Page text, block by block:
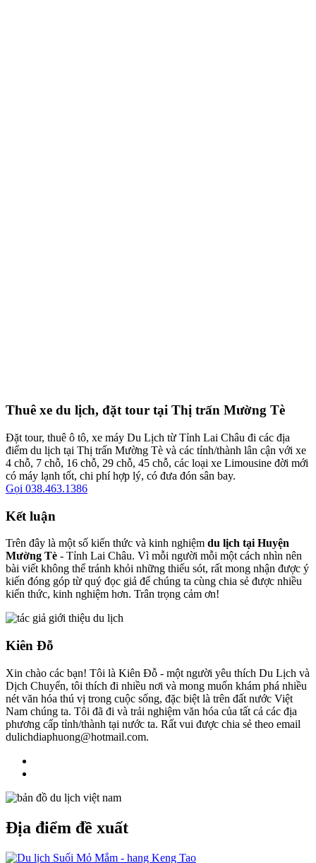
Thuê xe du lịch, đặt tour tại Thị trấn Mường Tè
Đặt tour, thuê ô tô, xe máy Du Lịch từ Tỉnh Lai Châu đi các địa
điểm du lịch tại Thị trấn Mường Tè và các tỉnh/thành lân cận với xe
4 chỗ, 7 chỗ, 16 chỗ, 29 chỗ, 45 chỗ, các loại xe Limousine đời mới
có máy lạnh tốt, chi phí hợp lý, có đưa đón sân bay.
Gọi 038.463.1386
Kết luận
Trên đây là một số kiến thức và kinh nghiệm du lịch tại Huyện
Mường Tè - Tỉnh Lai Châu. Vì mỗi người mỗi một cách nhìn nên
bài viết không thể tránh khỏi những thiếu sót, rất mong nhận được ý
kiến đóng góp từ quý đọc giả để chúng ta cùng chia sẻ được nhiều
kiến thức, kinh nghiệm hơn. Trân trọng cảm ơn!
Kiên Đỗ
Xin chào các bạn! Tôi là Kiên Đỗ - một người yêu thích Du Lịch và
Dịch Chuyển, tôi thích đi nhiều nơi và mong muốn khám phá nhiều
nét văn hóa thú vị trong cuộc sống, đặc biệt là trên đất nước Việt
Nam chúng ta. Tôi đã đi và trải nghiệm văn hóa của tất cả các địa
phương cấp tỉnh/thành tại nước ta. Rất vui được chia sẻ theo email
dulichdiaphuong@hotmail.com.
Địa điểm đề xuất